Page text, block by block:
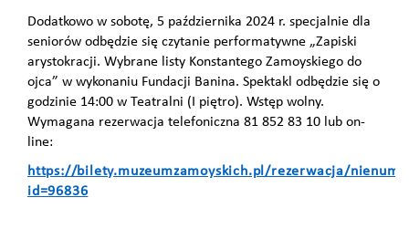
Dodatkowo w sobotę, 5 października 2024 r. specjalnie dla
seniorów odbędzie się czytanie performatywne „Zapiski
arystokracji. Wybrane listy Konstantego Zamoyskiego do
ojca” w wykonaniu Fundacji Banina. Spektakl odbędzie się o
godzinie 14:00 w Teatralni (I piętro). Wstęp wolny.
Wymagana rezerwacja telefoniczna 81 852 83 10 lub on-
line:
https://bilety.muzeumzamoyskich.pl/rezerwacja/
id=96836